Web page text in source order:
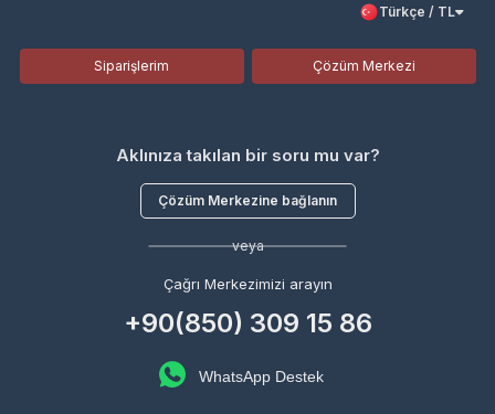
Türkçe / TL
Siparişlerim Çözüm Merkezi
Aklınıza takılan bir soru mu var?
Çözüm Merkezine bağlanın
veya
Çağrı Merkezimizi arayın
+90(850) 309 15 86
WhatsApp Destek